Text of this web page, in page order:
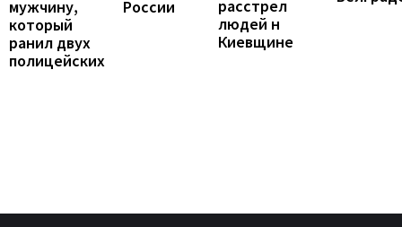
мужчину,
который
ранил двух
полицейских
России
расстрел
людей н
Киевщине